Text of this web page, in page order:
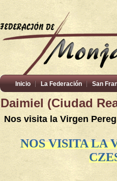
Inicio La Federación San
Daimiel (Ciudad
Nos visita la Virgen
NOS VISITA LA